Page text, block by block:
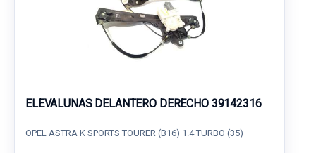
ELEVALUNAS DELANTERO DERECHO 39142316
OPEL ASTRA K SPORTS TOURER (B16) 1.4 TURBO (35)